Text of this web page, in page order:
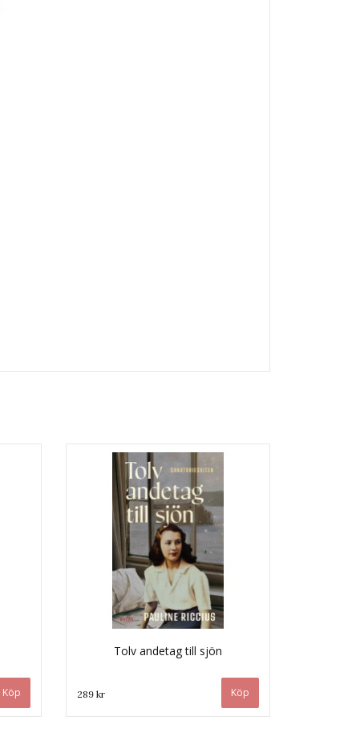
Tolv andetag till sjön
289 kr